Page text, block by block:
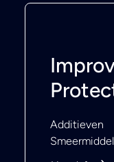
Additieven